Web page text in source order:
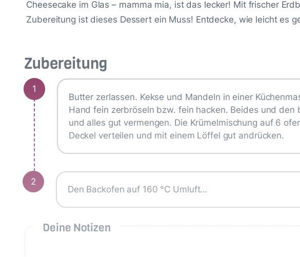
Cheesecake im Glas – mamma mia, ist das lecker! Mit frischer
Zubereitung ist dieses Dessert ein Muss! Entdecke, wie leicht es
Zubereitung
1
Butter zerlassen. Kekse und Mandeln in einer
Hand fein zerbröseln bzw. fein hacken. Beides und den
und alles gut vermengen. Die Krümelmischung auf 6
Deckel verteilen und mit einem Löffel gut andrücken.
2
Den Backofen auf 160 °C Umluft…
Deine Notizen